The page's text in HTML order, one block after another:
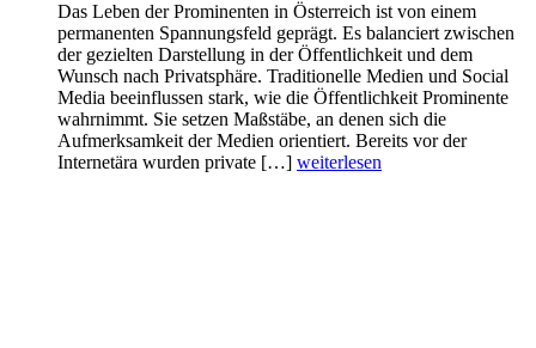
Das Leben der Prominenten in Österreich ist von einem
permanenten Spannungsfeld geprägt. Es balanciert zwischen
der gezielten Darstellung in der Öffentlichkeit und dem
Wunsch nach Privatsphäre. Traditionelle Medien und Social
Media beeinflussen stark, wie die Öffentlichkeit Prominente
wahrnimmt. Sie setzen Maßstäbe, an denen sich die
Aufmerksamkeit der Medien orientiert. Bereits vor der
Internetära wurden private […] weiterlesen